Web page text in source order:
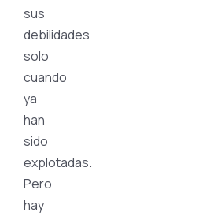
sus
debilidades
solo
cuando
ya
han
sido
explotadas.
Pero
hay